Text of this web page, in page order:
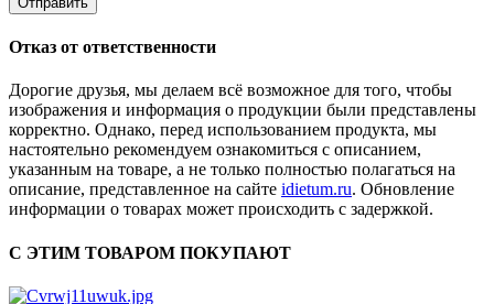
Отказ от ответственности
Дорогие друзья, мы делаем всё возможное для того, чтобы
изображения и информация о продукции были представлены
корректно. Однако, перед использованием продукта, мы
настоятельно рекомендуем ознакомиться с описанием,
указанным на товаре, а не только полностью полагаться на
описание, представленное на сайте idietum.ru. Обновление
информации о товарах может происходить с задержкой.
С ЭТИМ ТОВАРОМ ПОКУПАЮТ